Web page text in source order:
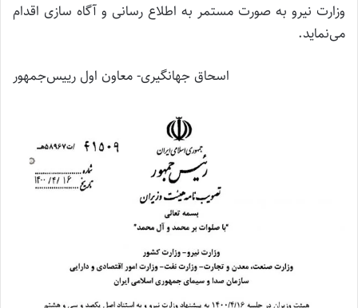
وزارت نیرو به صورت مستمر به اطلاع رسانی و آگاه سازی اقدام
می‌نماید.
اسحاق جهانگیری- معاون اول رییس‌جمهور